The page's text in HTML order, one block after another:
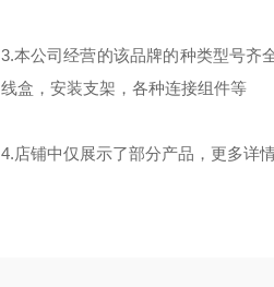
3.本公司经营的该品牌的种类型号齐
线盒，安装支架，各种连接组件等
4.店铺中仅展示了部分产品，更多详